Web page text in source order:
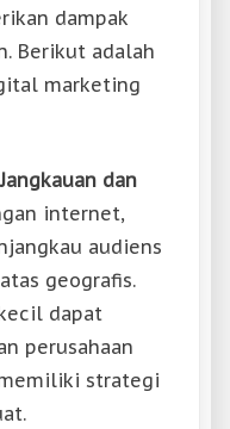
dampak
Berikut adalah
marketing
dan
internet,
audiens
geografis.
dapat
perusahaan
strategi